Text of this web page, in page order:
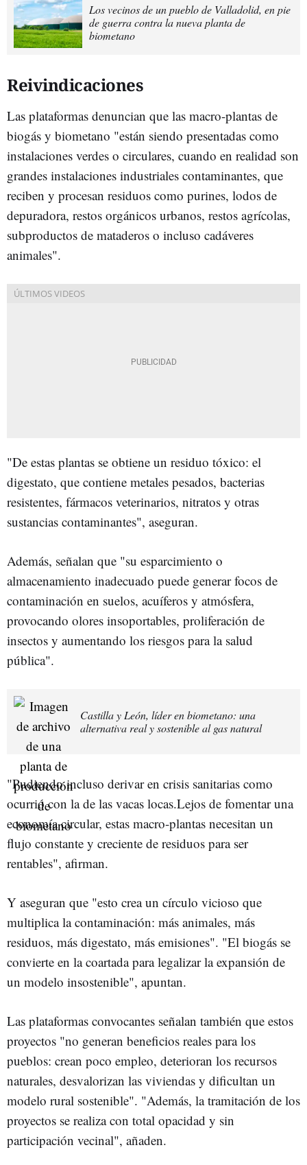
Los vecinos de un pueblo de Valladolid, en pie
de guerra contra la nueva planta de
biometano
Reivindicaciones
Las plataformas denuncian que las macro-plantas de
biogás y biometano "están siendo presentadas como
instalaciones verdes o circulares, cuando en realidad son
grandes instalaciones industriales contaminantes, que
reciben y procesan residuos como purines, lodos de
depuradora, restos orgánicos urbanos, restos agrícolas,
subproductos de mataderos o incluso cadáveres
animales".
"De estas plantas se obtiene un residuo tóxico: el
digestato, que contiene metales pesados, bacterias
resistentes, fármacos veterinarios, nitratos y otras
sustancias contaminantes", aseguran.
Además, señalan que "su esparcimiento o
almacenamiento inadecuado puede generar focos de
contaminación en suelos, acuíferos y atmósfera,
provocando olores insoportables, proliferación de
insectos y aumentando los riesgos para la salud
pública".
Castilla y León, líder en biometano: una
alternativa real y sostenible al gas natural
"Pudiendo incluso derivar en crisis sanitarias como
ocurrió con la de las vacas locas.Lejos de fomentar una
economía circular, estas macro-plantas necesitan un
flujo constante y creciente de residuos para ser
rentables", afirman.
Y aseguran que "esto crea un círculo vicioso que
multiplica la contaminación: más animales, más
residuos, más digestato, más emisiones". "El biogás se
convierte en la coartada para legalizar la expansión de
un modelo insostenible", apuntan.
Las plataformas convocantes señalan también que estos
proyectos "no generan beneficios reales para los
pueblos: crean poco empleo, deterioran los recursos
naturales, desvalorizan las viviendas y dificultan un
modelo rural sostenible". "Además, la tramitación de los
proyectos se realiza con total opacidad y sin
participación vecinal", añaden.